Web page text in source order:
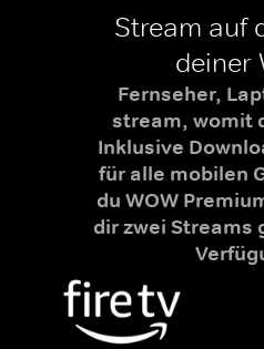
Stream auf
deiner
Fernseher,
stream, womit
Inklusive
für alle mobilen
du WOW
dir zwei Streams